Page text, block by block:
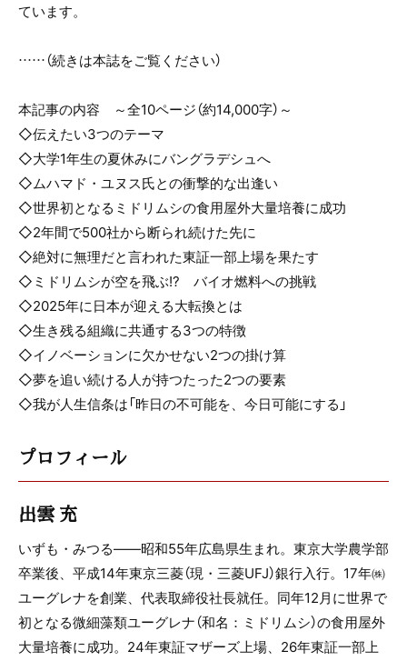
ています。
……（続きは本誌をご覧ください）
本記事の内容 ～全10ページ（約14,000字）～
◇伝えたい3つのテーマ
◇大学1年生の夏休みにバングラデシュへ
◇ムハマド・ユヌス氏との衝撃的な出逢い
◇世界初となるミドリムシの食用屋外大量培養に成功
◇2年間で500社から断られ続けた先に
◇絶対に無理だと言われた東証一部上場を果たす
◇ミドリムシが空を飛ぶ!? バイオ燃料への挑戦
◇2025年に日本が迎える大転換とは
◇生き残る組織に共通する3つの特徴
◇イノベーションに欠かせない2つの掛け算
◇夢を追い続ける人が持つたった2つの要素
◇我が人生信条は「昨日の不可能を、今日可能にする」
プロフィール
出雲 充
いずも・みつる――昭和55年広島県生まれ。東京大学農学部
卒業後、平成14年東京三菱（現・三菱UFJ）銀行入行。17年㈱
ユーグレナを創業、代表取締役社長就任。同年12月に世界で
初となる微細藻類ユーグレナ（和名：ミドリムシ）の食用屋外
大量培養に成功。24年東証マザーズ上場、26年東証一部上